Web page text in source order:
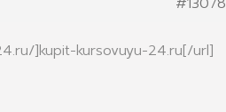
]kupit-kursovuyu-24.ru[/url]